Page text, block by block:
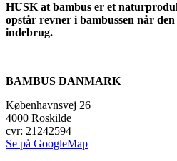
HUSK at bambus er et
opstår revner i bambussen når
indebrug.
BAMBUS DANMARK
Københavnsvej 26
4000 Roskilde
cvr: 21242594
Se på GoogleMap